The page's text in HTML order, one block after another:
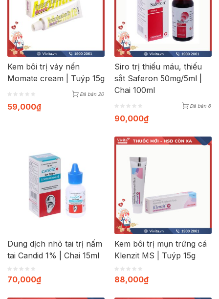
Kem bôi trị vảy nến
Momate cream | Tuýp 15g
Đã bán 20
59,000₫
Siro trị thiếu máu, thiếu
sắt Saferon 50mg/5ml |
Chai 100ml
Đã bán 6
90,000₫
Dung dịch nhỏ tai trị nấm
tai Candid 1% | Chai 15ml
70,000₫
Kem bôi trị mụn trứng cá
Klenzit MS | Tuýp 15g
88,000₫